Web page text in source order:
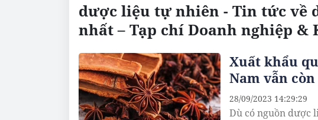
dược liệu tự nhiên - Tin tức về
nhất – Tạp chí Doanh nghiệp &
Xuất khẩu
Nam vẫn
Dù có nguồn dược
28/09/2023 14:29:29